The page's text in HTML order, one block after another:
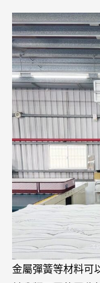
金屬彈簧等材料可